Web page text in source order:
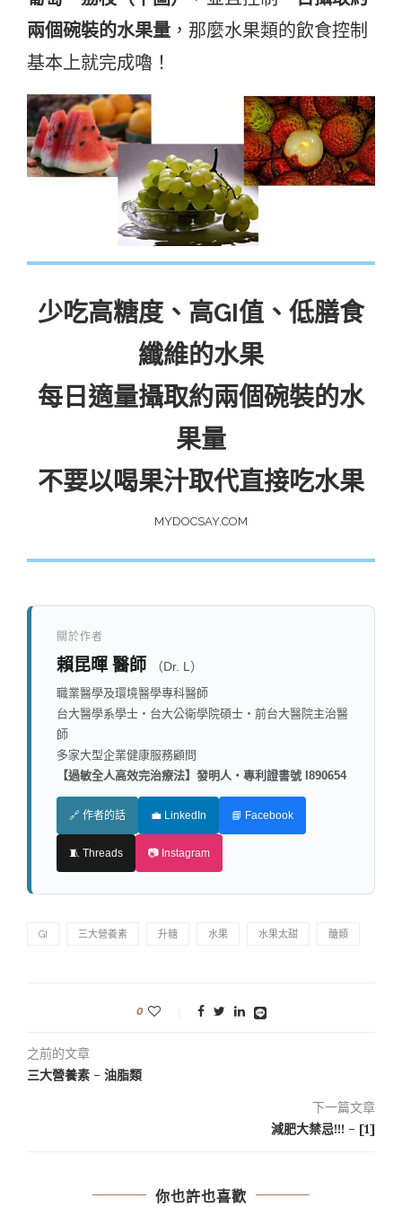
兩個碗裝的水果量 ，那麼水果類的飲食控制
基本上就完成嚕！
少吃高糖度、高GI值、低膳食
纖維的水果
每日適量攝取約兩個碗裝的水
果量
不要以喝果汁取代直接吃水果
MYDOCSAY.COM
關於作者
賴昆暉 醫師 （Dr. L）
職業醫學及環境醫學專科醫師
台大醫學系學士・台大公衛學院碩士・前台大醫院主治醫
師
多家大型企業健康服務顧問
【過敏全人高效完治療法】發明人・專利證書號 I890654
🔗 作者的話 💼 LinkedIn 📘 Facebook
🧵 Threads 📷 Instagram
GI 三大營養素 升糖 水果 水果太甜 醣類
0
之前的文章
三大營養素 – 油脂類
下一篇文章
減肥大禁忌!!! – [1]
你也許也喜歡